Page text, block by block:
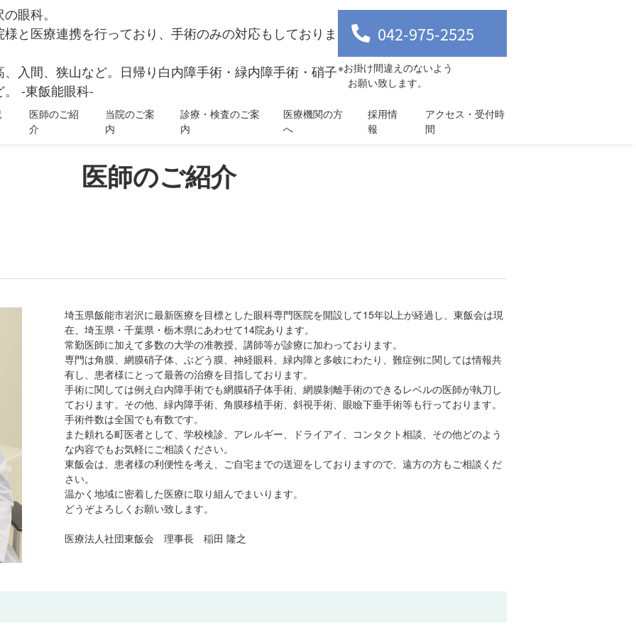
眼科。
と医療連携を行っており、手術のみの対応もしておりま
、入間、狭山など。日帰り白内障手術・緑内障手術・硝子
。 -東飯能眼科-
042-975-2525
※お掛け間違えのないよう
お願い致します。
医師のご紹
介
当院のご案
内
診療・検査のご案
内
医療機関の方
へ
採用情
報
アクセス・受付時
間
医師のご紹介
埼玉県飯能市岩沢に最新医療を目標とした眼科専門医院を開設して15年以上が経過し、東飯会は現
在、埼玉県・千葉県・栃木県にあわせて14院あります。
常勤医師に加えて多数の大学の准教授、講師等が診療に加わっております。
専門は角膜、網膜硝子体、ぶどう膜、神経眼科、緑内障と多岐にわたり、難症例に関しては情報共
有し、患者様にとって最善の治療を目指しております。
手術に関しては例え白内障手術でも網膜硝子体手術、網膜剝離手術のできるレベルの医師が執刀し
ております。その他、緑内障手術、角膜移植手術、斜視手術、眼瞼下垂手術等も行っております。
手術件数は全国でも有数です。
また頼れる町医者として、学校検診、アレルギー、ドライアイ、コンタクト相談、その他どのよう
な内容でもお気軽にご相談ください。
東飯会は、患者様の利便性を考え、ご自宅までの送迎をしておりますので、遠方の方もご相談くだ
さい。
温かく地域に密着した医療に取り組んでまいります。
どうぞよろしくお願い致します。
医療法人社団東飯会 理事長 稲田 隆之